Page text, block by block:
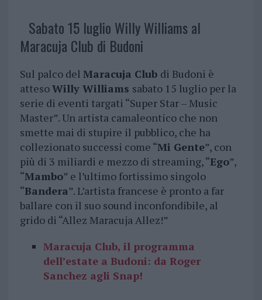
Sabato 15 luglio Willy Williams al
Maracuja Club di Budoni
Sul palco del Maracuja Club di Budoni è
attesoWilly Williams sabato 15 luglio per la
serie di eventi targati “Super Star – Music
Master”. Un artista camaleontico che non
smette mai di stupire il pubblico, che ha
collezionato successi come “Mi Gente”, con
più di 3 miliardi e mezzo di streaming, “Ego”,
“Mambo” e l’ultimo fortissimo singolo
“Bandera”. L’artista francese è pronto a far
ballare con il suo sound inconfondibile, al
grido di “Allez Maracuja Allez!”
Maracuja Club, il programma
dell’estate a Budoni: da Roger
Sanchez agli Snap!